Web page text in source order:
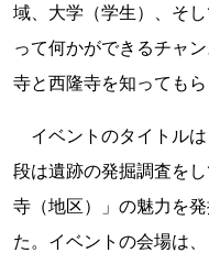
域、大学（学生）、そ
って何かができるチャ
寺と西隆寺を知っても
イベントのタイトル
段は遺跡の発掘調査を
寺（地区）」の魅力を
た。イベントの会場は